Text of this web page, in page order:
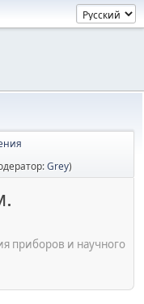
Grey)
приборов и научного